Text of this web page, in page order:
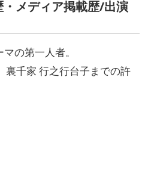
メディア掲載歴/出演
の第一人者。
裏千家 行之行台子までの許